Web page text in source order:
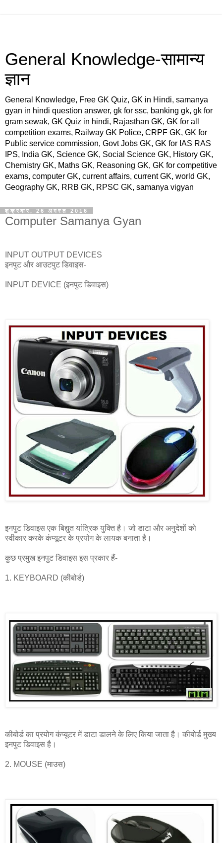
General Knowledge-सामान्य
ज्ञान
General Knowledge, Free GK Quiz, GK in Hindi, samanya
gyan in hindi question answer, gk for ssc, banking gk, gk for
gram sewak, GK Quiz in hindi, Rajasthan GK, GK for all
competition exams, Railway GK Police, CRPF GK, GK for
Public service commission, Govt Jobs GK, GK for IAS RAS
IPS, India GK, Science GK, Social Science GK, History GK,
Chemistry GK, Maths GK, Reasoning GK, GK for competitive
exams, computer GK, current affairs, current GK, world GK,
Geography GK, RRB GK, RPSC GK, samanya vigyan
शुक्रवार, 26 अगस्त 2016
Computer Samanya Gyan
INPUT OUTPUT DEVICES
इनपुट और आउटपुट डिवाइस-
INPUT DEVICE (इनपुट डिवाइस)
इनपुट डिवाइस एक बिद्युत यांत्रिक युक्ति है। जो डाटा और अनुदेशों को
स्वीकार करके कंप्यूटर के प्रयोग के लायक बनाता है।
कुछ प्रमुख इनपुट डिवाइस इस प्रकार हैं-
1. KEYBOARD (कीबोर्ड)
कीबोर्ड का प्रयोग कंप्यूटर में डाटा डालने के लिए किया जाता है। कीबोर्ड मुख्य
इनपुट डिवाइस है।
2. MOUSE (माउस)